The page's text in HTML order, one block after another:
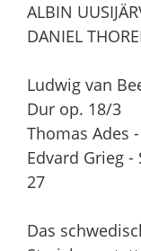
ALBIN
DANIEL
Ludwig van
Dur op. 18/3
Thomas Ades
Edvard Grieg
27
Das